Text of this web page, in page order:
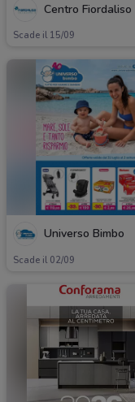
Centro Fiordaliso
Scade il 15/09
Universo Bimbo
Scade il 02/09